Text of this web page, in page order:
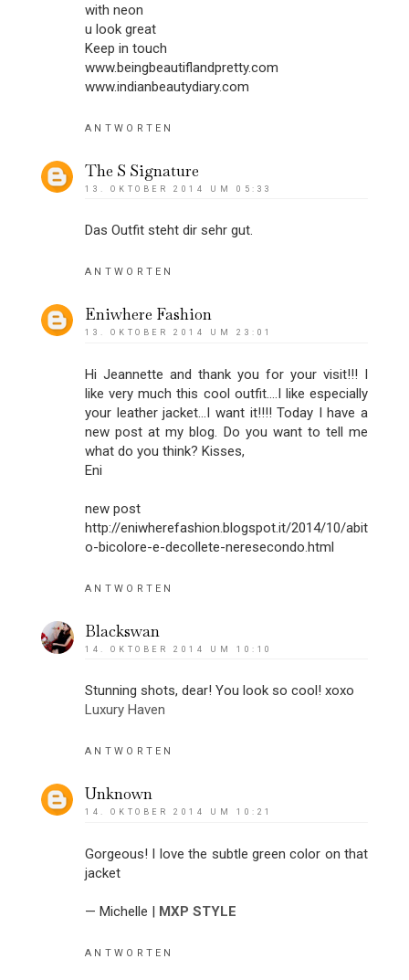
with neon
u look great
Keep in touch
www.beingbeautiflandpretty.com
www.indianbeautydiary.com
ANTWORTEN
The S Signature
13. OKTOBER 2014 UM 05:33
Das Outfit steht dir sehr gut.
ANTWORTEN
Eniwhere Fashion
13. OKTOBER 2014 UM 23:01
Hi Jeannette and thank you for your visit!!! I
like very much this cool outfit....I like especially
your leather jacket...I want it!!!! Today I have a
new post at my blog. Do you want to tell me
what do you think? Kisses,
Eni
new post
http://eniwherefashion.blogspot.it/2014/10/abit
o-bicolore-e-decollete-neresecondo.html
ANTWORTEN
Blackswan
14. OKTOBER 2014 UM 10:10
Stunning shots, dear! You look so cool! xoxo
Luxury Haven
ANTWORTEN
Unknown
14. OKTOBER 2014 UM 10:21
Gorgeous! I love the subtle green color on that
jacket
— Michelle | MXP STYLE
ANTWORTEN